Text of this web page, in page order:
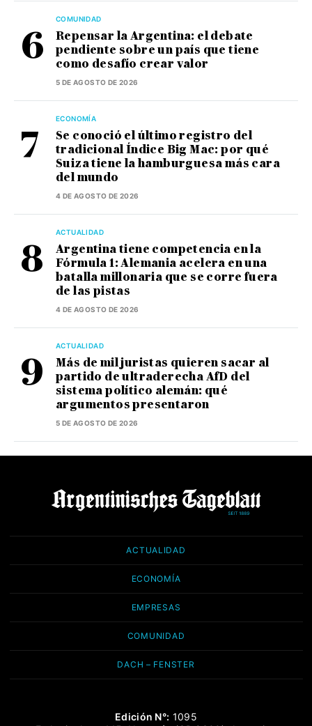
COMUNIDAD
Repensar la Argentina: el debate
pendiente sobre un país que tiene
como desafío crear valor
5 DE AGOSTO DE 2026
ECONOMÍA
Se conoció el último registro del
tradicional Índice Big Mac: por qué
Suiza tiene la hamburguesa más cara
del mundo
4 DE AGOSTO DE 2026
ACTUALIDAD
Argentina tiene competencia en la
Fórmula 1: Alemania acelera en una
batalla millonaria que se corre fuera
de las pistas
4 DE AGOSTO DE 2026
ACTUALIDAD
Más de mil juristas quieren sacar al
partido de ultraderecha AfD del
sistema político alemán: qué
argumentos presentaron
5 DE AGOSTO DE 2026
ACTUALIDAD
ECONOMÍA
EMPRESAS
COMUNIDAD
DACH – FENSTER
Edición N°: 1095